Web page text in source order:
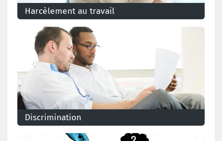
Harcèlement au travail
Des mesures existent pour prévenir les faits de
harcèlement ou offrir une médiation pour y mettre fin.
Discrimination
Qu'est-ce qu'une discrimination, qu'en dit la loi et
comment réagir?